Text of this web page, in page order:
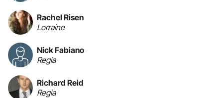
Rachel Risen
Lorraine
Nick Fabiano
Regia
Richard Reid
Regia